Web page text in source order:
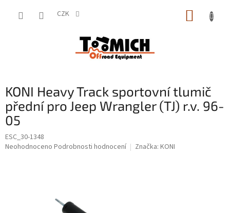
CZK
KONI Heavy Track sportovní tlumič
přední pro Jeep Wrangler (TJ) r.v. 96-
05
ESC_30-1348
Průměrné
Neohodnoceno Podrobnosti hodnocení Značka: KONI